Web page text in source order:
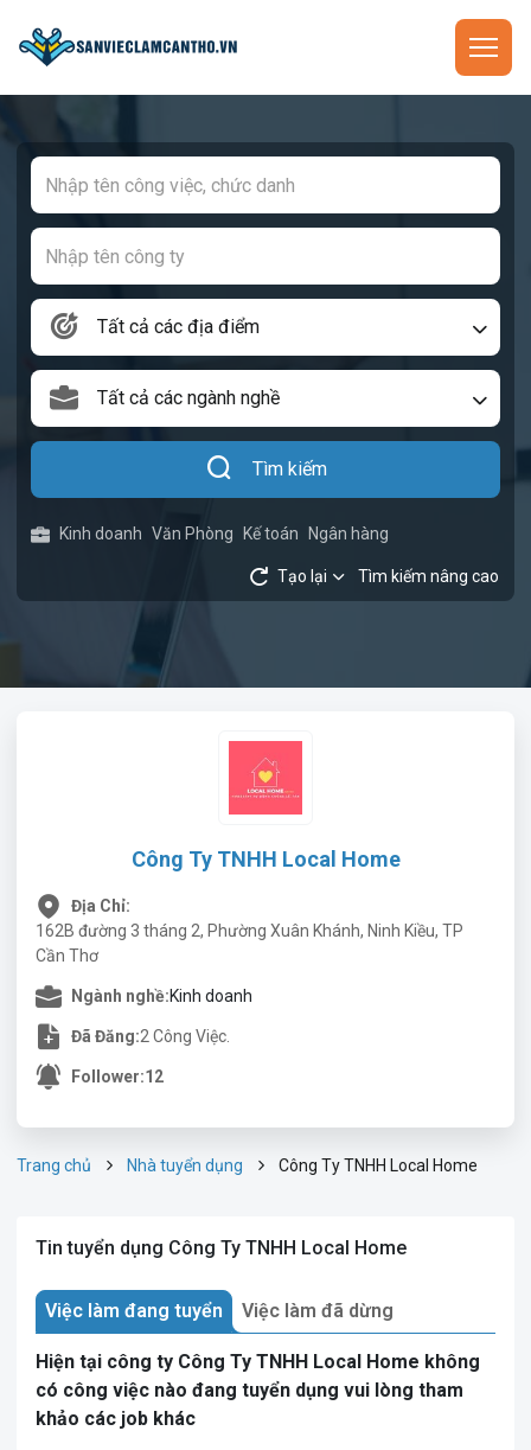
Tất cả các địa điểm
Tất cả các ngành nghề
Tìm kiếm
Kinh doanh Văn Phòng Kế toán Ngân hàng
Tạo lại Tìm kiếm nâng cao
Công Ty TNHH Local Home
Địa Chỉ:
162B đường 3 tháng 2, Phường Xuân Khánh, Ninh Kiều, TP
Cần Thơ
Ngành nghề:Kinh doanh
Đã Đăng:2 Công Việc.
Follower:12
Trang chủ Nhà tuyển dụng Công Ty TNHH Local Home
Tin tuyển dụng Công Ty TNHH Local Home
Việc làm đang tuyển Việc làm đã dừng
Hiện tại công ty Công Ty TNHH Local Home không
có công việc nào đang tuyển dụng vui lòng tham
khảo các job khác